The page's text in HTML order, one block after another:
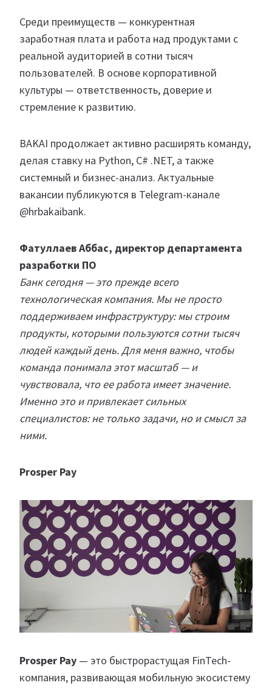
Среди преимуществ — конкурентная
заработная плата и работа над продуктами с
реальной аудиторией в сотни тысяч
пользователей. В основе корпоративной
культуры — ответственность, доверие и
стремление к развитию.
BAKAI продолжает активно расширять команду,
делая ставку на Python, C# .NET, а также
системный и бизнес-анализ. Актуальные
вакансии публикуются в Telegram-канале
@hrbakaibank.
Фатуллаев Аббас, директор департамента
разработки ПО
Банк сегодня — это прежде всего
технологическая компания. Мы не просто
поддерживаем инфраструктуру: мы строим
продукты, которыми пользуются сотни тысяч
людей каждый день. Для меня важно, чтобы
команда понимала этот масштаб — и
чувствовала, что ее работа имеет значение.
Именно это и привлекает сильных
специалистов: не только задачи, но и смысл за
ними.
Prosper Pay
Prosper Pay — это быстрорастущая FinTech-
компания, развивающая мобильную экосистему